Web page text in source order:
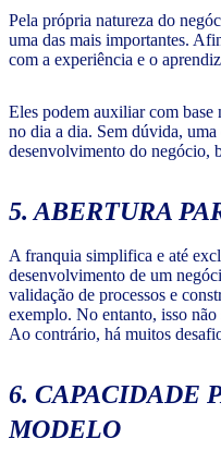
Pela própria natureza do
uma das mais importantes.
com a experiência e o
Eles podem auxiliar com
no dia a dia. Sem dúvida,
desenvolvimento do negócio,
5. ABERTURA
A franquia simplifica e até
desenvolvimento de um
validação de processos e
exemplo. No entanto, isso
Ao contrário, há muitos
6. CAPACIDADE
MODELO